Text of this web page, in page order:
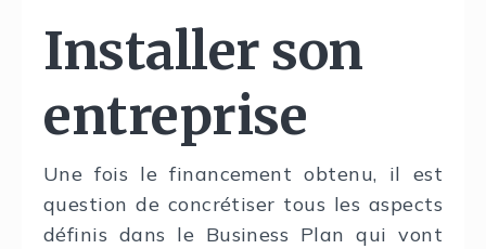
Installer son
entreprise
Une fois le financement obtenu, il est
question de concrétiser tous les aspects
définis dans le Business Plan qui vont